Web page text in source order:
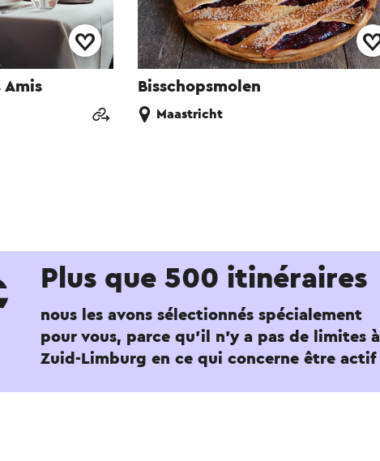
Amis Bisschopsmolen
Maastricht
Plus que 500 itinéraires
nous les avons sélectionnés spécialement
pour vous, parce qu'il n'y a pas de limites à
Zuid-Limburg en ce qui concerne être actif